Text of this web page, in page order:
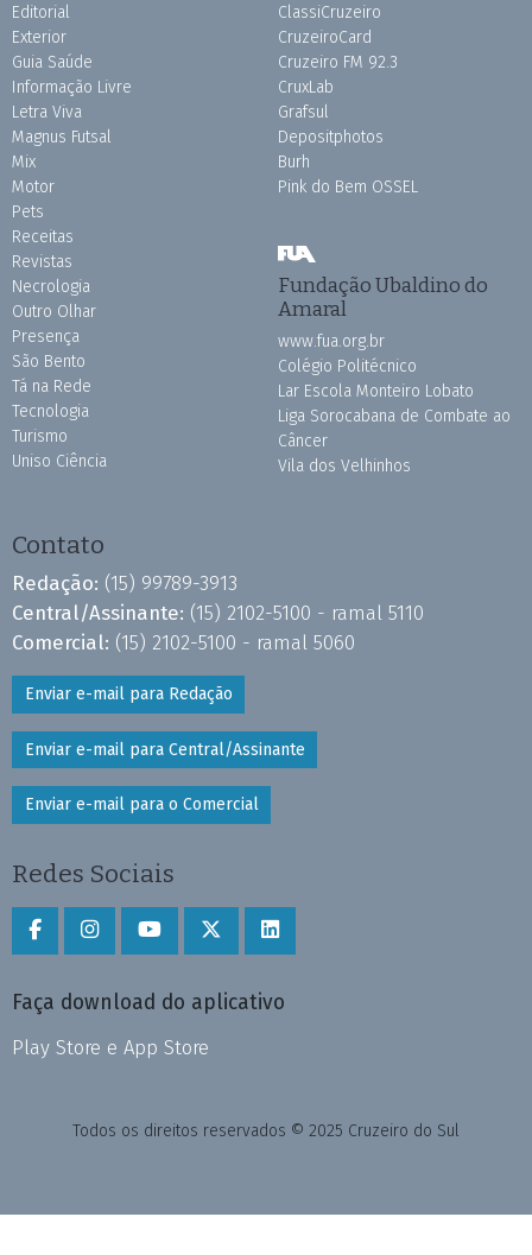
Editorial
Exterior
Guia Saúde
Informação Livre
Letra Viva
Magnus Futsal
Mix
Motor
Pets
Receitas
Revistas
Necrologia
Outro Olhar
Presença
São Bento
Tá na Rede
Tecnologia
Turismo
Uniso Ciência
ClassiCruzeiro
CruzeiroCard
Cruzeiro FM 92.3
CruxLab
Grafsul
Depositphotos
Burh
Pink do Bem OSSEL
Fundação Ubaldino do
Amaral
www.fua.org.br
Colégio Politécnico
Lar Escola Monteiro Lobato
Liga Sorocabana de Combate ao
Câncer
Vila dos Velhinhos
Contato
Redação: (15) 99789-3913
Central/Assinante: (15) 2102-5100 - ramal 5110
Comercial: (15) 2102-5100 - ramal 5060
Enviar e-mail para Redação
Enviar e-mail para Central/Assinante
Enviar e-mail para o Comercial
Redes Sociais
Faça download do aplicativo
Play Store e App Store
Todos os direitos reservados © 2025 Cruzeiro do Sul